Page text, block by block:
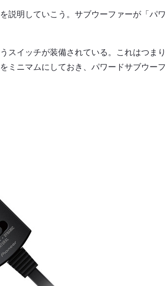
説明していこう。サブウーファーが「パワ
スイッチが装備されている。これはつまり
ミニマムにしておき、パワードサブウーフ